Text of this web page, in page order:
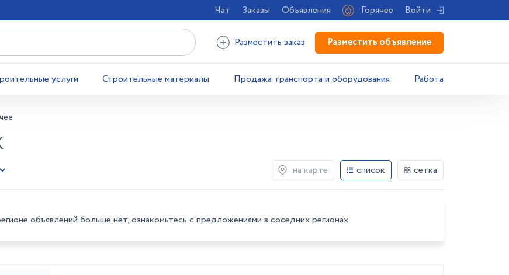
Чат Заказы Объявления Горячее Войти
Разместить заказ Разместить объявление
услуги Строительные материалы Продажа транспорта и оборудования Работа
на карте список сетка
объявлений больше нет, ознакомьтесь с предложениями в соседних регионах